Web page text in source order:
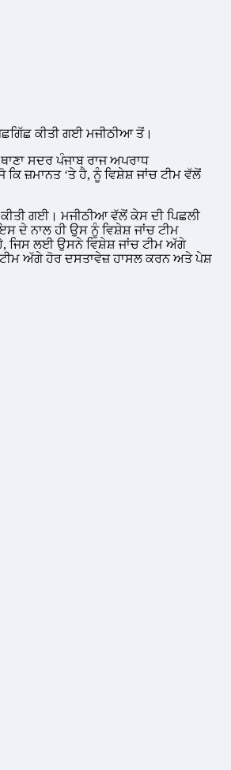
ਕੀਤੀ ਗਈ ਮਜੀਠੀਆ ਤੋਂ।
ਸਦਰ ਪੰਜਾਬ ਰਾਜ ਅਪਰਾਧ
ਜ਼ਮਾਨਤ ‘ਤੇ ਹੈ, ਨੂੰ ਵਿਸ਼ੇਸ਼ ਜਾਂਚ ਟੀਮ ਵੱਲੋਂ
ਗਈ। ਮਜੀਠੀਆ ਵੱਲੋਂ ਕੇਸ ਦੀ ਪਿਛਲੀ
ਦੇ ਨਾਲ ਹੀ ਉਸ ਨੂੰ ਵਿਸ਼ੇਸ਼ ਜਾਂਚ ਟੀਮ
ਲਈ ਉਸਨੇ ਵਿਸ਼ੇਸ਼ ਜਾਂਚ ਟੀਮ ਅੱਗੇ
ਅੱਗੇ ਹੋਰ ਦਸਤਾਵੇਜ਼ ਹਾਸਲ ਕਰਨ ਅਤੇ ਪੇਸ਼